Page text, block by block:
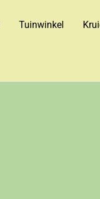
Tuinwinkel